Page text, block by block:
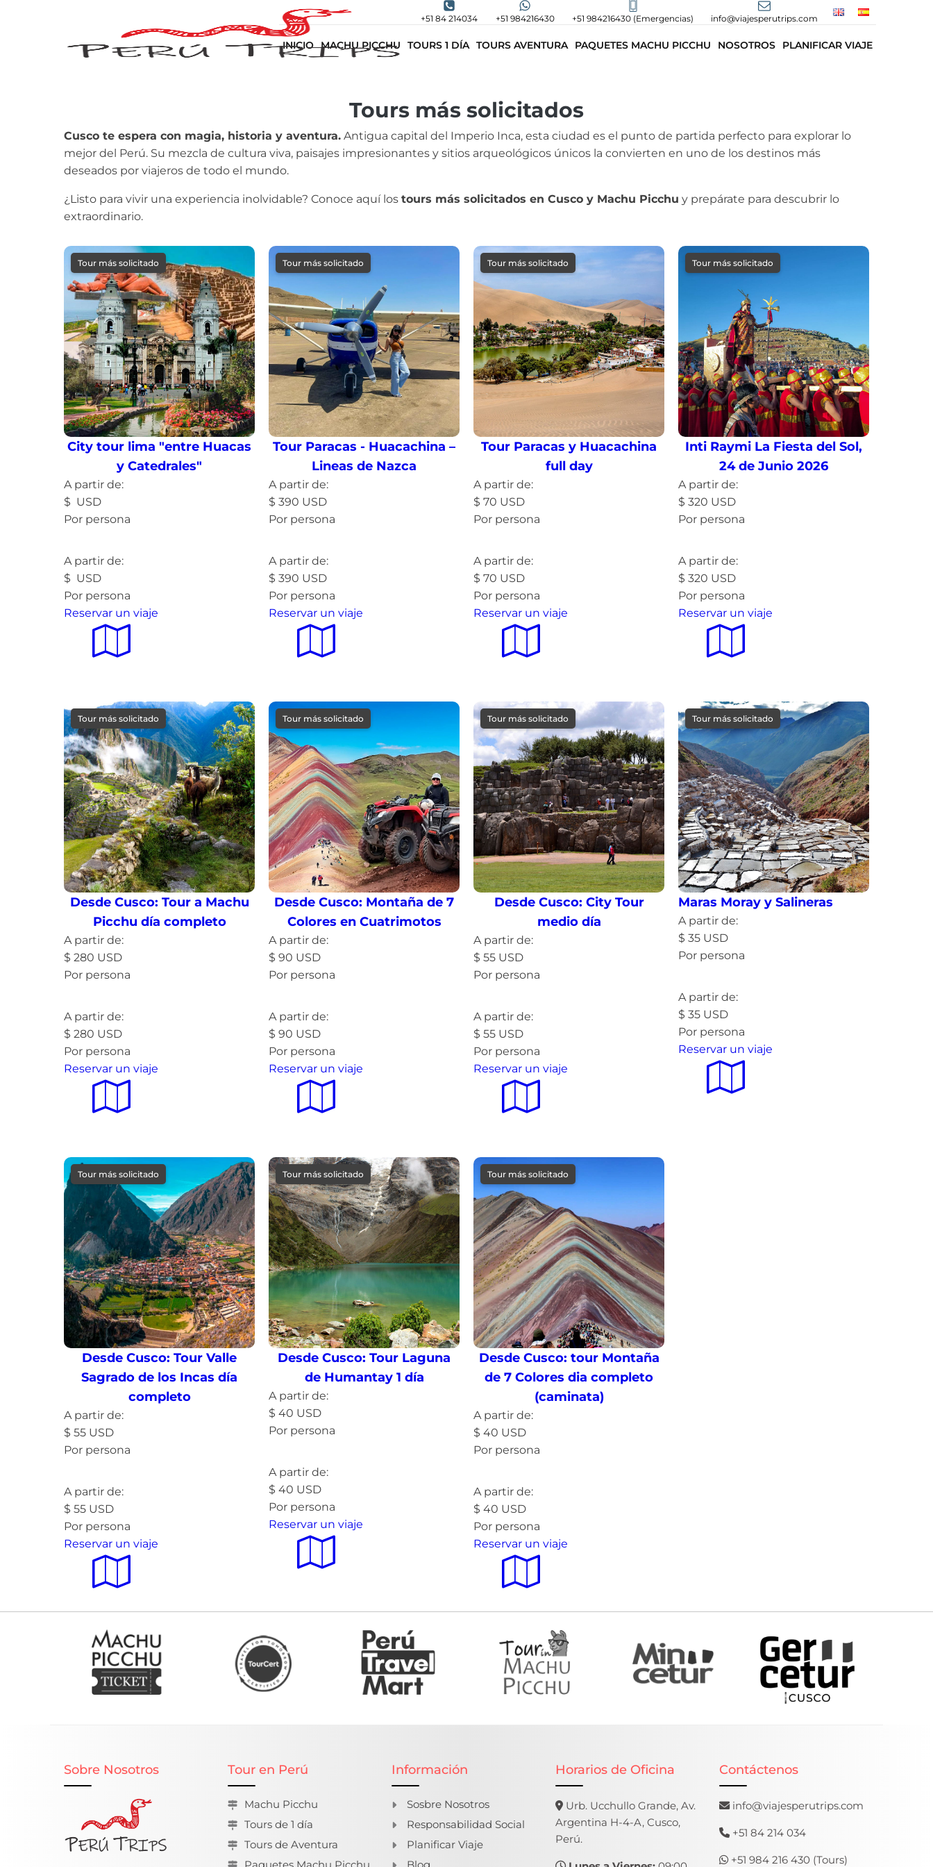
+51 84 214034 +51 984216430 +51 984216430 (Emergencias) info@viajesperutrips.com
INICIO MACHU PICCHU TOURS 1 DÍA TOURS AVENTURA PAQUETES MACHU PICCHU NOSOTROS PLANIFICAR VIAJE
Tours más solicitados
Cusco te espera con magia, historia y aventura. Antigua capital del Imperio Inca, esta ciudad es el punto de partida perfecto para explorar lo
mejor del Perú. Su mezcla de cultura viva, paisajes impresionantes y sitios arqueológicos únicos la convierten en uno de los destinos más
deseados por viajeros de todo el mundo.
¿Listo para vivir una experiencia inolvidable? Conoce aquí los tours más solicitados en Cusco y Machu Picchu y prepárate para descubrir lo
extraordinario.
Tour más solicitado
City tour lima "entre Huacas
y Catedrales"
A partir de:
$ USD
Por persona
A partir de:
$ USD
Por persona
Reservar un viaje
Tour más solicitado
Tour Paracas - Huacachina –
Lineas de Nazca
A partir de:
$ 390 USD
Por persona
A partir de:
$ 390 USD
Por persona
Reservar un viaje
Tour más solicitado
Tour Paracas y Huacachina
full day
A partir de:
$ 70 USD
Por persona
A partir de:
$ 70 USD
Por persona
Reservar un viaje
Tour más solicitado
Inti Raymi La Fiesta del Sol,
24 de Junio 2026
A partir de:
$ 320 USD
Por persona
A partir de:
$ 320 USD
Por persona
Reservar un viaje
Tour más solicitado
Desde Cusco: Tour a Machu
Picchu día completo
A partir de:
$ 280 USD
Por persona
A partir de:
$ 280 USD
Por persona
Reservar un viaje
Tour más solicitado
Desde Cusco: Montaña de 7
Colores en Cuatrimotos
A partir de:
$ 90 USD
Por persona
A partir de:
$ 90 USD
Por persona
Reservar un viaje
Tour más solicitado
Desde Cusco: City Tour
medio día
A partir de:
$ 55 USD
Por persona
A partir de:
$ 55 USD
Por persona
Reservar un viaje
Tour más solicitado
Maras Moray y Salineras
A partir de:
$ 35 USD
Por persona
A partir de:
$ 35 USD
Por persona
Reservar un viaje
Tour más solicitado
Desde Cusco: Tour Valle
Sagrado de los Incas día
completo
A partir de:
$ 55 USD
Por persona
A partir de:
$ 55 USD
Por persona
Reservar un viaje
Tour más solicitado
Desde Cusco: Tour Laguna
de Humantay 1 día
A partir de:
$ 40 USD
Por persona
A partir de:
$ 40 USD
Por persona
Reservar un viaje
Tour más solicitado
Desde Cusco: tour Montaña
de 7 Colores dia completo
(caminata)
A partir de:
$ 40 USD
Por persona
A partir de:
$ 40 USD
Por persona
Reservar un viaje
Sobre Nosotros Tour en Perú
Machu Picchu
Tours de 1 día
Tours de Aventura
Información
Sosbre Nosotros
Responsabilidad Social
Planificar Viaje
Horarios de Oficina
Urb. Ucchullo Grande, Av.
Argentina H-4-A, Cusco,
Perú.
Contáctenos
info@viajesperutrips.com
+51 84 214 034
+51 984 216 430 (Tours)